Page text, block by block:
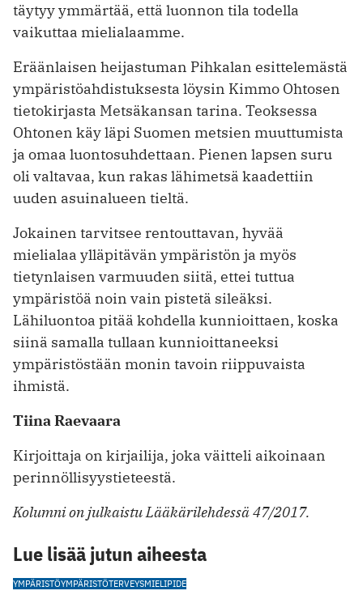
täytyy ymmärtää, että luonnon tila todella
vaikuttaa mielialaamme.
Eräänlaisen heijastuman Pihkalan esittelemästä
ympäristöahdistuksesta löysin Kimmo Ohtosen
tietokirjasta Metsäkansan tarina. Teoksessa
Ohtonen käy läpi Suomen metsien muuttumista
ja omaa luontosuhdettaan. Pienen lapsen suru
oli valtavaa, kun rakas lähimetsä kaadettiin
uuden asuinalueen tieltä.
Jokainen tarvitsee rentouttavan, hyvää
mielialaa ylläpitävän ympäristön ja myös
tietynlaisen varmuuden siitä, ettei tuttua
ympäristöä noin vain pistetä sileäksi.
Lähiluontoa pitää kohdella kunnioittaen, koska
siinä samalla tullaan kunnioittaneeksi
ympäristöstään monin tavoin riippuvaista
ihmistä.
Tiina Raevaara
Kirjoittaja on kirjailija, joka väitteli aikoinaan
perinnöllisyystieteestä.
Kolumni on julkaistu Lääkärilehdessä 47/2017.
Lue lisää jutun aiheesta
YMPÄRISTÖYMPÄRISTÖTERVEYSMIELIPIDE